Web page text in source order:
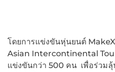
โดยการแข่งขันหุ่นยนต์
Asian Intercontinental
แข่งขันกว่า 500 คน เพื่อร่วม